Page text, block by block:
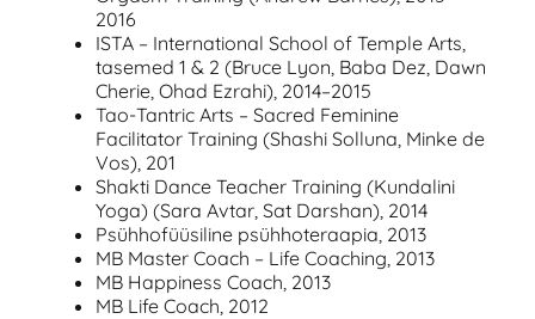
2016
ISTA – International School of Temple Arts,
tasemed 1 & 2 (Bruce Lyon, Baba Dez, Dawn
Cherie, Ohad Ezrahi), 2014–2015
Tao-Tantric Arts – Sacred Feminine
Facilitator Training (Shashi Solluna, Minke de
Vos), 201
Shakti Dance Teacher Training (Kundalini
Yoga) (Sara Avtar, Sat Darshan), 2014
Psühhofüüsiline psühhoteraapia, 2013
MB Master Coach – Life Coaching, 2013
MB Happiness Coach, 2013
MB Life Coach, 2012